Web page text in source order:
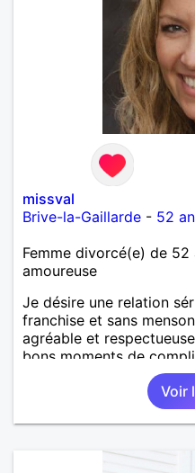
missval
Brive-la-Gaillarde - 52
Femme divorcé(e) de
amoureuse
Je désire une relation
franchise et sans
agréable et
bons moments de
voulant aller dans la
Voir